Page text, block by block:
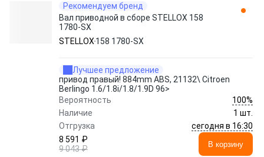
Рекомендуем бренд
Вал приводной в сборе STELLOX 158
1780-SX
STELLOX 158 1780-SX
Лучшее предложение
привод правый! 884mm ABS, 21132\ Citroen
Berlingo 1.6/1.8i/1.8/1.9D 96>
Вероятность
100%
Наличие
1 шт.
Отгрузка
сегодня в 16:30
8 591 ₽
9 043 ₽
В корзину